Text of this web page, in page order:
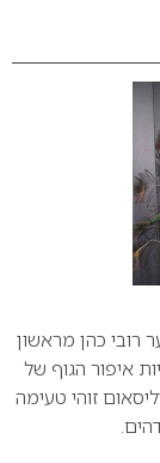
רובי כהן מראשון
איפור הגוף של
זוהי טעימה